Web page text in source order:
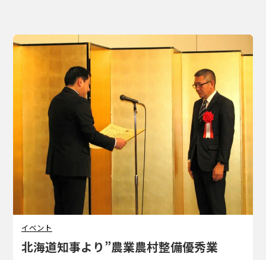
イベント
北海道知事より”農業農村整備優秀業